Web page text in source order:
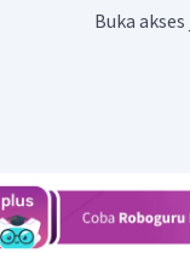
dengan sisi-sisi yang
Oleh karena itu, nilaiz
Buka